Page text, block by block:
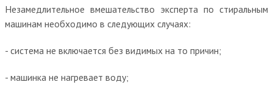
Незамедлительное вмешательство эксперта по стиральным
машинам необходимо в следующих случаях:
- система не включается без видимых на то причин;
- машинка не нагревает воду;